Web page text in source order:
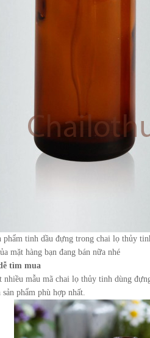
tinh dầu đựng trong chai lọ thủy
mặt hàng bạn đang bán nữa nhé
tìm mua
mẫu mã chai lọ thủy tinh dùng
phẩm phù hợp nhất.